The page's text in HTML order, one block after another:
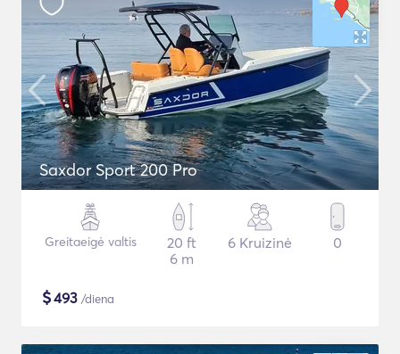
Saxdor Sport 200 Pro
Greitaeigė valtis
20 ft
6 m
6 Kruizinė 0
$493 /diena